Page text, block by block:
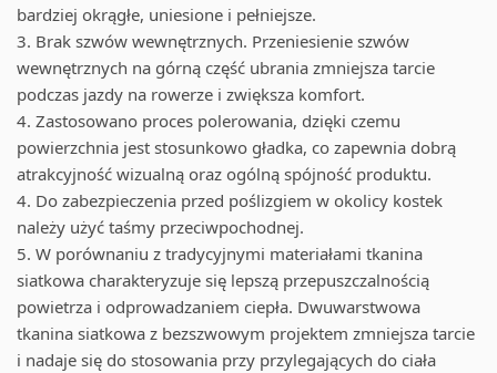
bardziej okrągłe, uniesione i pełniejsze.
3. Brak szwów wewnętrznych. Przeniesienie szwów
wewnętrznych na górną część ubrania zmniejsza tarcie
podczas jazdy na rowerze i zwiększa komfort.
4. Zastosowano proces polerowania, dzięki czemu
powierzchnia jest stosunkowo gładka, co zapewnia dobrą
atrakcyjność wizualną oraz ogólną spójność produktu.
4. Do zabezpieczenia przed poślizgiem w okolicy kostek
należy użyć taśmy przeciwpochodnej.
5. W porównaniu z tradycyjnymi materiałami tkanina
siatkowa charakteryzuje się lepszą przepuszczalnością
powietrza i odprowadzaniem ciepła. Dwuwarstwowa
tkanina siatkowa z bezszwowym projektem zmniejsza tarcie
i nadaje się do stosowania przy przylegających do ciała